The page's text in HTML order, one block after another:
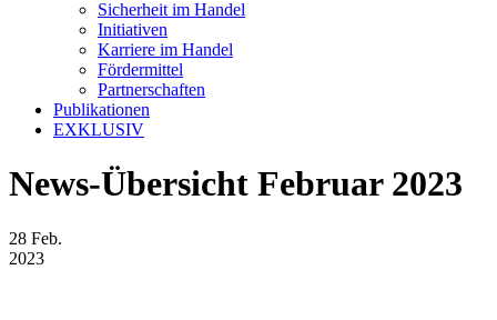
Sicherheit im Handel
Initiativen
Karriere im Handel
Fördermittel
Partnerschaften
Publikationen
EXKLUSIV
News-Übersicht Februar 2023
28 Feb.
2023